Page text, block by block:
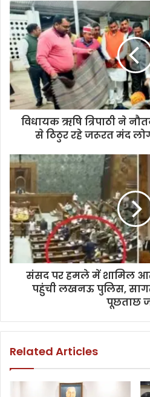
विधायक ऋषि त्रिपाठी ने
से ठिठुर रहे जरूरत मंद
संसद पर हमले में शामिल
पहुंची लखनऊ पुलिस,
पूछताछ
Related Articles